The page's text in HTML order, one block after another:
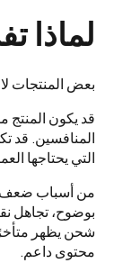
لماذا
بعض المنتجات
قد يكون المنتج
المنافسين. قد
التي يحتاجها
من أسباب ضعف
بوضوح، تجاهل
شحن يظهر
محتوى داعم.